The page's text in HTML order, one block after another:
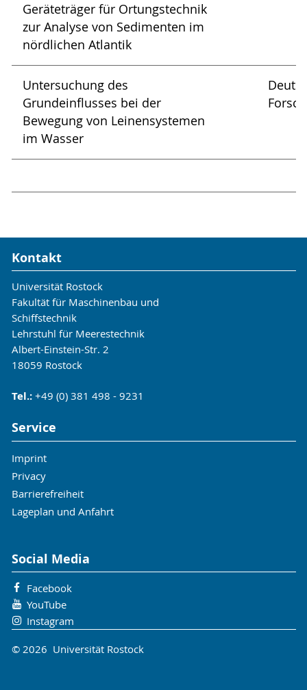
Geräteträger für Ortungstechnik
zur Analyse von Sedimenten im
nördlichen Atlantik
Untersuchung des
Grundeinflusses bei der
Bewegung von Leinensystemen
im Wasser
Kontakt
Universität Rostock
Fakultät für Maschinenbau und
Schiffstechnik
Lehrstuhl für Meerestechnik
Albert-Einstein-Str. 2
18059 Rostock
Tel.:+49 (0) 381 498 - 9231
Service
Imprint
Privacy
Barrierefreiheit
Lageplan und Anfahrt
Social Media
Facebook
YouTube
Instagram
© 2026 Universität Rostock